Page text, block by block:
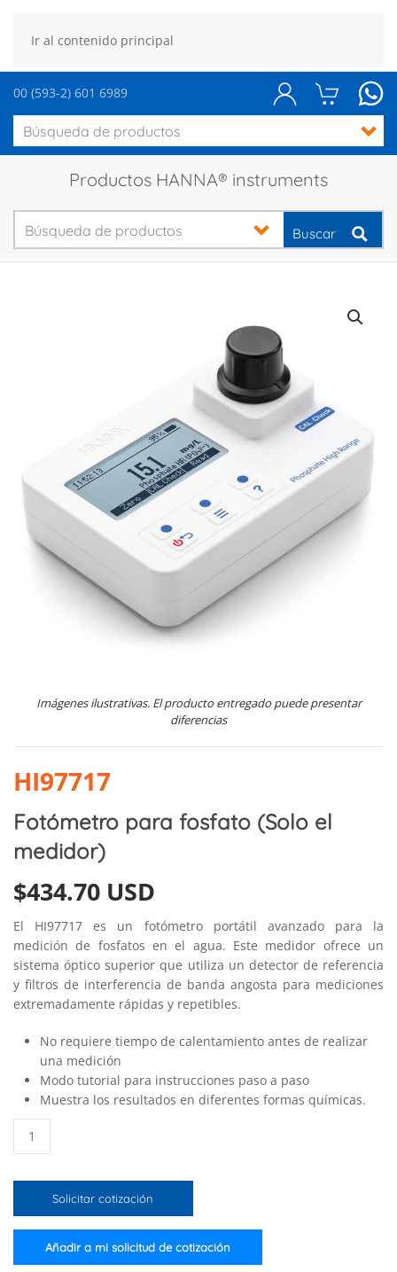
Ir al contenido principal
00 (593-2) 601 6989
Productos HANNA® instruments
Buscar
Imágenes ilustrativas. El producto entregado puede presentar
diferencias
HI97717
Fotómetro para fosfato (Solo el
medidor)
$434.70 USD
El HI97717 es un fotómetro portátil avanzado para la
medición de fosfatos en el agua. Este medidor ofrece un
sistema óptico superior que utiliza un detector de referencia
y filtros de interferencia de banda angosta para mediciones
extremadamente rápidas y repetibles.
No requiere tiempo de calentamiento antes de realizar
una medición
Modo tutorial para instrucciones paso a paso
Muestra los resultados en diferentes formas químicas.
para
(Solo
cantidad
Solicitar cotización
Añadir a mi solicitud de cotización